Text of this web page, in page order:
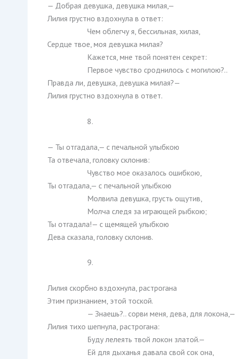
— Добрая девушка, девушка милая,—
Лилия грустно вздохнула в ответ:
Чем облегчу я, бессильная, хилая,
Сердце твое, моя девушка милая?
Кажется, мне твой понятен секрет:
Первое чувство сроднилось с могилою?..
Правда ли, девушка, девушка милая?—
Лилия грустно вздохнула в ответ.
8.
— Ты отгадала,— с печальной улыбкою
Та отвечала, головку склонив:
Чувство мое оказалось ошибкою,
Ты отгадала,— с печальной улыбкою
Молвила девушка, грусть ощутив,
Молча следя за играющей рыбкою;
Ты отгадала!— с щемящей улыбкою
Дева сказала, головку склонив.
9.
Лилия скорбно вздохнула, растрогана
Этим признанием, этой тоской.
— Знаешь?.. сорви меня, дева, для локона,—
Лилия тихо шепнула, растрогана:
Буду лелеять твой локон златой.—
Ей для дыханья давала свой сок она,